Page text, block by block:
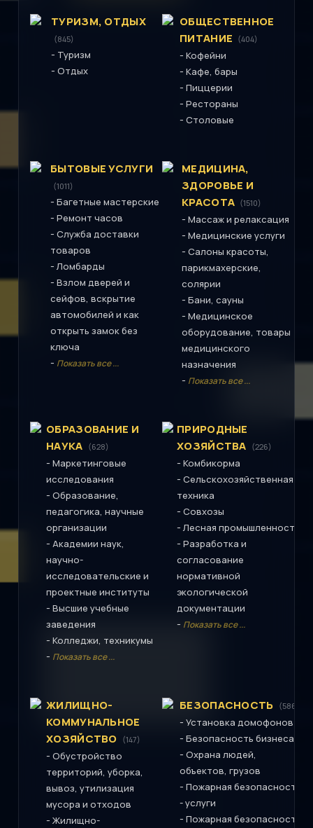
ТУРИЗМ, ОТДЫХ
(845)
- Туризм
- Отдых
ОБЩЕСТВЕННОЕ
ПИТАНИЕ (404)
- Кофейни
- Кафе, бары
- Пиццерии
- Рестораны
- Столовые
БЫТОВЫЕ УСЛУГИ
(1011)
- Багетные мастерские
- Ремонт часов
- Служба доставки
товаров
- Ломбарды
- Взлом дверей и
сейфов, вскрытие
автомобилей и как
открыть замок без
ключа
- Показать все ...
МЕДИЦИНА,
ЗДОРОВЬЕ И
КРАСОТА (1510)
- Массаж и релаксация
- Медицинские услуги
- Салоны красоты,
парикмахерские,
солярии
- Бани, сауны
- Медицинское
оборудование, товары
медицинского
назначения
- Показать все ...
ОБРАЗОВАНИЕ И
НАУКА (628)
- Маркетинговые
исследования
- Образование,
педагогика, научные
организации
- Академии наук,
научно-
исследовательские и
проектные институты
- Высшие учебные
заведения
- Колледжи, техникумы
- Показать все ...
ПРИРОДНЫЕ
ХОЗЯЙСТВА (226)
- Комбикорма
- Сельскохозяйственная
техника
- Совхозы
- Лесная промышленность
- Разработка и
согласование
нормативной
экологической
документации
- Показать все ...
ЖИЛИЩНО-
КОММУНАЛЬНОЕ
ХОЗЯЙСТВО (147)
- Обустройство
территорий, уборка,
вывоз, утилизация
мусора и отходов
- Жилищно-
БЕЗОПАСНОСТЬ (586)
- Установка домофонов
- Безопасность бизнеса
- Охрана людей,
объектов, грузов
- Пожарная безопасность
- услуги
- Пожарная безопасность